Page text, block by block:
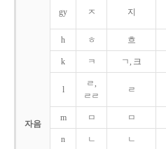
자음
gy ㅈ 지
h ㅎ 흐
k ㅋ ㄱ, 크
l
ㄹ,
ㄹㄹ
ㄹ
m ㅁ ㅁ
n ㄴ ㄴ